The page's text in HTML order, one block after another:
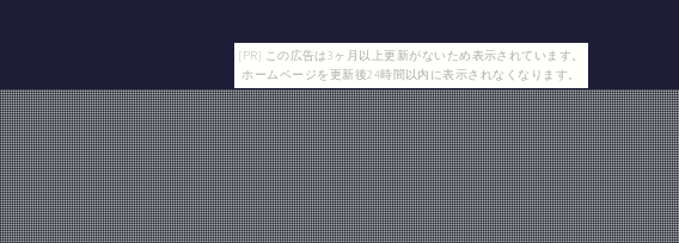
[PR] この広告は3ヶ月以上更新がないため表示されています。
ホームページを更新後24時間以内に表示されなくなります。